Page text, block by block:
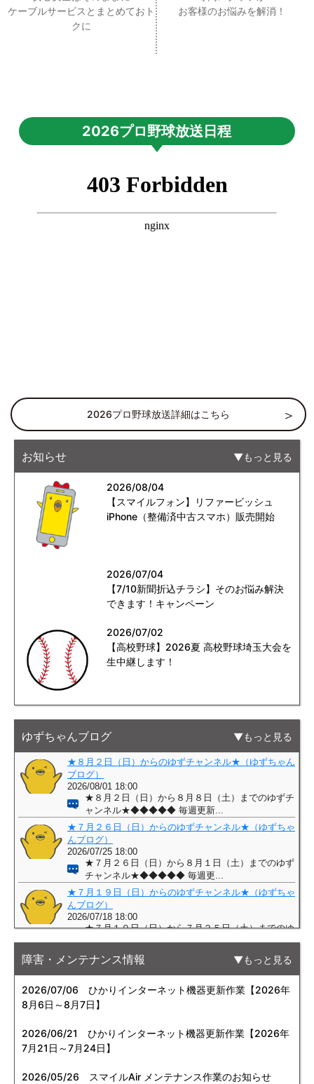
ケーブルサービスとまとめておト
クに
お客様のお悩みを解消！
2026プロ野球放送日程
2026プロ野球放送詳細はこちら
お知らせ もっと見る
2026/08/04
【スマイルフォン】リファービッシュ
iPhone（整備済中古スマホ）販売開始
2026/07/04
【7/10新聞折込チラシ】そのお悩み解決
できます！キャンペーン
2026/07/02
【高校野球】2026夏 高校野球埼玉大会を
生中継します！
ゆずちゃんブログ もっと見る
障害・メンテナンス情報 もっと見る
2026/07/06 ひかりインターネット機器更新作業【2026年
8月6日～8月7日】
2026/06/21
ひかりインターネット機器更新作業【2026年
7月21日～7月24日】
2026/05/26 スマイルAir メンテナンス作業のお知らせ